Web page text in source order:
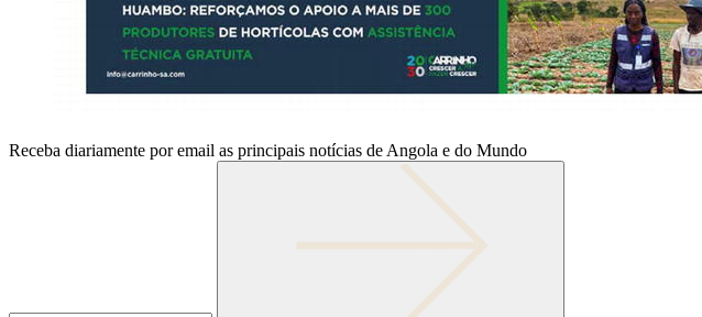
Receba diariamente por email as principais notícias de Angola e do Mundo